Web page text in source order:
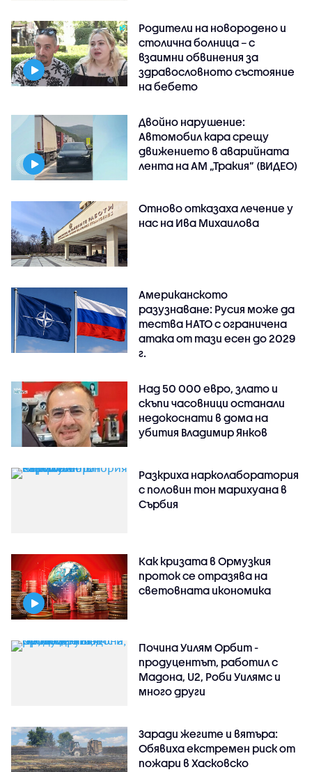
Родители на новородено и
столична болница – с
взаимни обвинения за
здравословното състояние
на бебето
Двойно нарушение:
Автомобил кара срещу
движението в аварийната
лента на АМ „Тракия” (ВИДЕО)
Отново отказаха лечение у
нас на Ива Михаилова
Американското
разузнаване: Русия може да
тества НАТО с ограничена
атака от тази есен до 2029
г.
Над 50 000 евро, злато и
скъпи часовници останали
недокоснати в дома на
убития Владимир Янков
Разкриха нарколаборатория
с половин тон марихуана в
Сърбия
Как кризата в Ормузкия
проток се отразява на
световната икономика
Почина Уилям Орбит -
продуцентът, работил с
Мадона, U2, Роби Уилямс и
много други
Заради жегите и вятъра:
Обявиха екстремен риск от
пожари в Хасковско